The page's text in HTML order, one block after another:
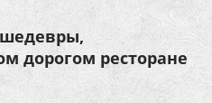
дорогом ресторане